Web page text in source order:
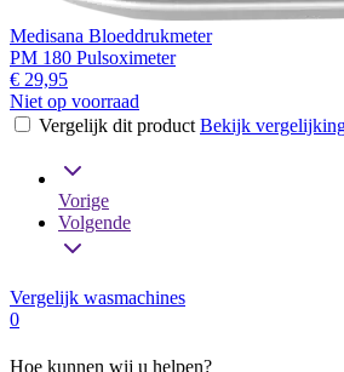
Medisana Bloeddrukmeter
PM 180 Pulsoximeter
€ 29,95
Niet op voorraad
Vergelijk dit product Bekijk
Vorige
Volgende
Vergelijk wasmachines
0
Hoe kunnen wij u helpen?